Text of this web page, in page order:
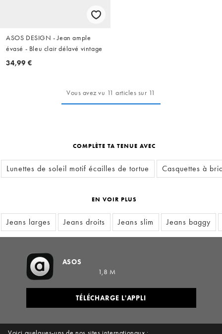
ASOS DESIGN - Jean ample
évasé - Bleu clair délavé vintage
34,99 €
Vous avez vu 11 articles sur 11
COMPLÈTE TA TENUE AVEC
Lunettes de soleil motif écailles de tortue Casquettes à
EN VOIR PLUS
Jeans larges Jeans droits Jeans slim Jeans baggy
ASOS
1,8 M
TÉLÉCHARGE L'APPLI